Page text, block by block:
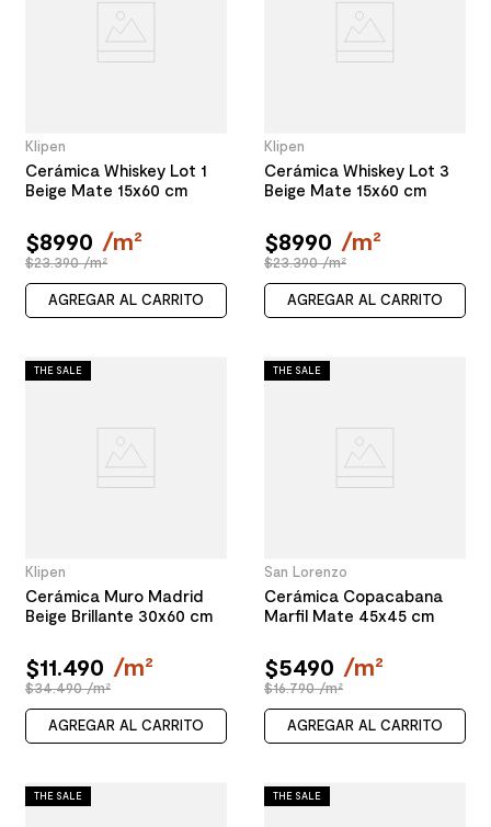
Klipen
Cerámica Whiskey Lot 1
Beige Mate 15x60 cm
$8990 /m²
$23.390 /m²
AGREGAR AL CARRITO
Klipen
Cerámica Whiskey Lot 3
Beige Mate 15x60 cm
$8990 /m²
$23.390 /m²
AGREGAR AL CARRITO
THE SALE
Klipen
Cerámica Muro Madrid
Beige Brillante 30x60 cm
$11.490 /m²
$34.490 /m²
AGREGAR AL CARRITO
THE SALE
San Lorenzo
Cerámica Copacabana
Marfil Mate 45x45 cm
$5490 /m²
$16.790 /m²
AGREGAR AL CARRITO
THE SALE THE SALE